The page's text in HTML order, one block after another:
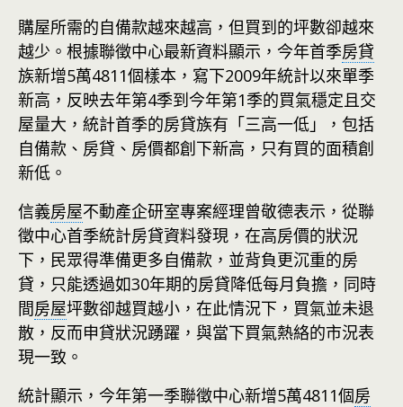
購屋所需的自備款越來越高，但買到的坪數卻越來
越少。根據聯徵中心最新資料顯示，今年首季房貸
族新增5萬4811個樣本，寫下2009年統計以來單季
新高，反映去年第4季到今年第1季的買氣穩定且交
屋量大，統計首季的房貸族有「三高一低」，包括
自備款、房貸、房價都創下新高，只有買的面積創
新低。
信義房屋不動產企研室專案經理曾敬德表示，從聯
徵中心首季統計房貸資料發現，在高房價的狀況
下，民眾得準備更多自備款，並背負更沉重的房
貸，只能透過如30年期的房貸降低每月負擔，同時
間房屋坪數卻越買越小，在此情況下，買氣並未退
散，反而申貸狀況踴躍，與當下買氣熱絡的市況表
現一致。
統計顯示，今年第一季聯徵中心新增5萬4811個房